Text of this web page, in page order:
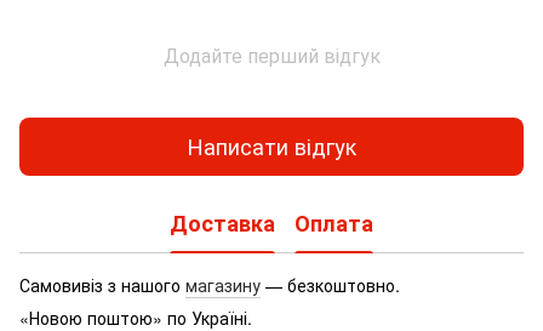
Додайте перший відгук
Написати відгук
Доставка Оплата
Самовивіз з нашого магазину — безкоштовно.
«Новою поштою» по Україні.